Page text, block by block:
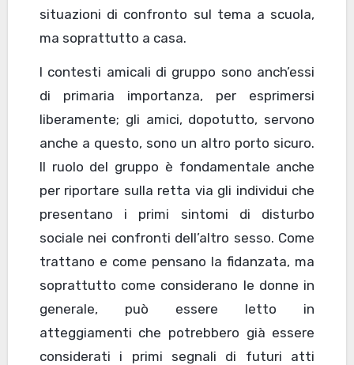
situazioni di confronto sul tema a scuola,
ma soprattutto a casa.
I contesti amicali di gruppo sono anch’essi
di primaria importanza, per esprimersi
liberamente; gli amici, dopotutto, servono
anche a questo, sono un altro porto sicuro.
Il ruolo del gruppo è fondamentale anche
per riportare sulla retta via gli individui che
presentano i primi sintomi di disturbo
sociale nei confronti dell’altro sesso. Come
trattano e come pensano la fidanzata, ma
soprattutto come considerano le donne in
generale, può essere letto in
atteggiamenti che potrebbero già essere
considerati i primi segnali di futuri atti